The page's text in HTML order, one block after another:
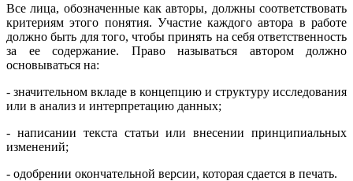
Все лица, обозначенные как авторы, должны соответствовать
критериям этого понятия. Участие каждого автора в работе
должно быть для того, чтобы принять на себя ответственность
за ее содержание. Право называться автором должно
основываться на:
- значительном вкладе в концепцию и структуру исследования
или в анализ и интерпретацию данных;
- написании текста статьи или внесении принципиальных
изменений;
- одобрении окончательной версии, которая сдается в печать.